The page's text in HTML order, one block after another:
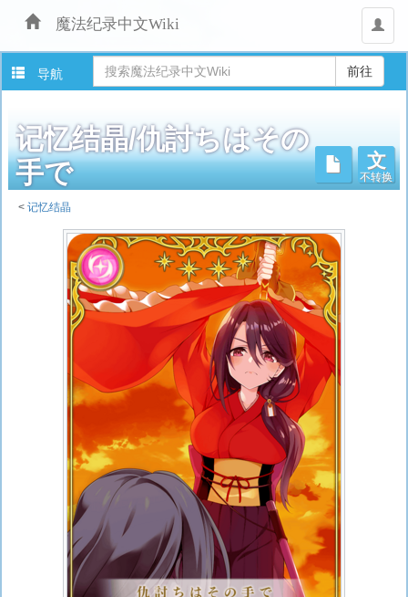
魔法纪录中文Wiki
用
户
导航
记忆结晶/仇討ちはその
手で
文
不转换
<记忆结晶